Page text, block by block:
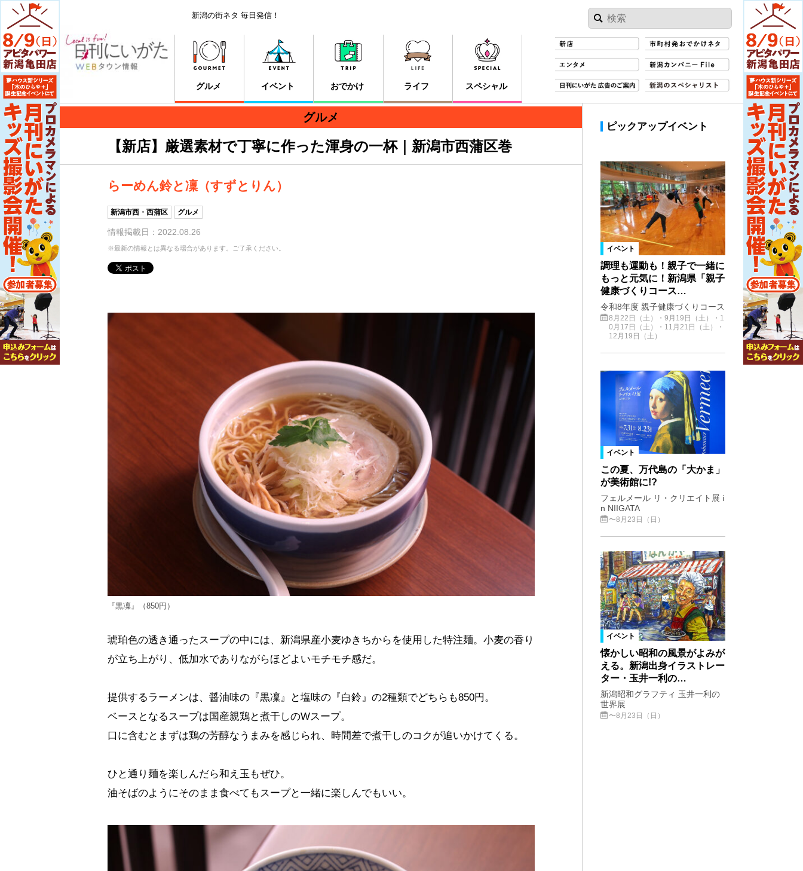
新潟の街ネタ 毎日発信！
グルメ イベント おでかけ ライフ スペシャル
グルメ
【新店】厳選素材で丁寧に作った渾身の一杯｜新潟市西蒲区巻
らーめん鈴と凜（すずとりん）
新潟市西・西蒲区 グルメ
情報掲載日：2022.08.26
※最新の情報とは異なる場合があります。ご了承ください。
『黒凜』（850円）
琥珀色の透き通ったスープの中には、新潟県産小麦ゆきちからを使用した特注麺。小麦の香り
が立ち上がり、低加水でありながらほどよいモチモチ感だ。
提供するラーメンは、醤油味の『黒凜』と塩味の『白鈴』の2種類でどちらも850円。
ベースとなるスープは国産親鶏と煮干しのWスープ。
口に含むとまずは鶏の芳醇なうまみを感じられ、時間差で煮干しのコクが追いかけてくる。
ひと通り麺を楽しんだら和え玉もぜひ。
油そばのようにそのまま食べてもスープと一緒に楽しんでもいい。
ピックアップイベント
イベント
調理も運動も！親子で一緒に
もっと元気に！新潟県「親子
健康づくりコース…
令和8年度 親子健康づくりコース
8月22日（土）・9月19日（土）・1
0月17日（土）・11月21日（土）・
12月19日（土）
イベント
この夏、万代島の「大かま」
が美術館に!?
フェルメール リ・クリエイト展 i
n NIIGATA
〜8月23日（日）
イベント
懐かしい昭和の風景がよみが
える。新潟出身イラストレー
ター・玉井一利の…
新潟昭和グラフティ 玉井一利の
世界展
〜8月23日（日）